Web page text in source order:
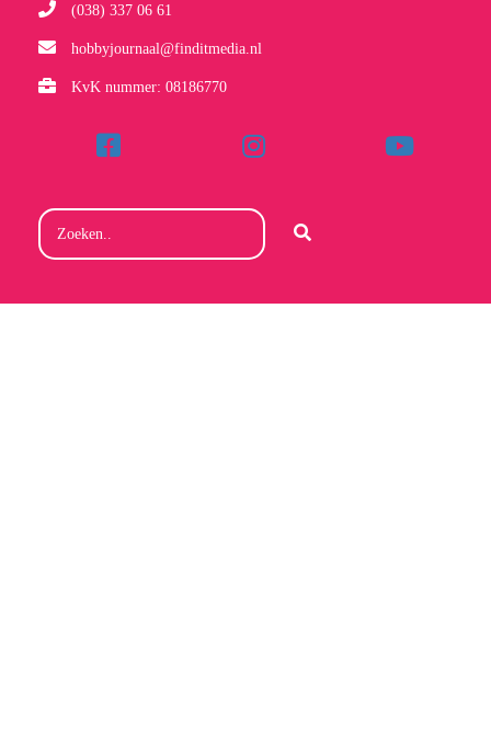
(038) 337 06 61
hobbyjournaal@finditmedia.nl
KvK nummer: 08186770